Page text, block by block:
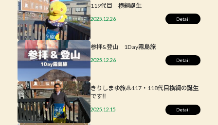
119代目 横綱誕生
2025.12.26
参拝&登山 1Day霧島旅
2025.12.26
きりしまゆ旅♨117・118代目横綱の誕生
です‼
2025.12.15